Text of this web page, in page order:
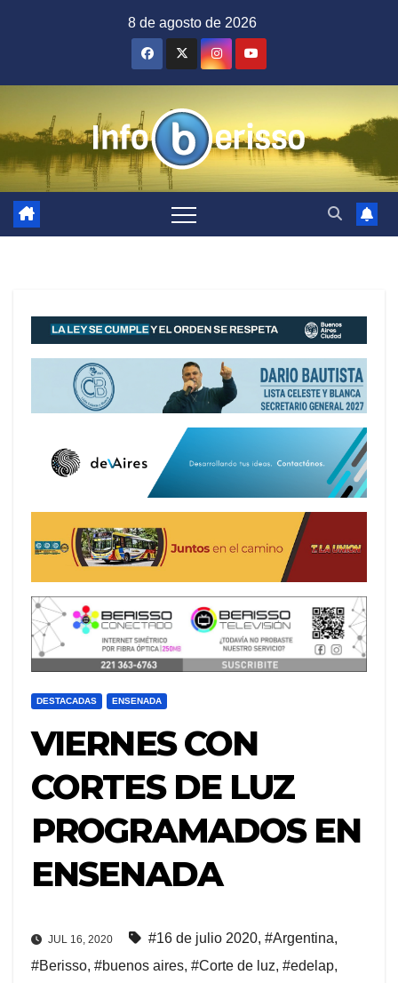
8 de agosto de 2026
DESTACADAS ENSENADA
VIERNES CON
CORTES DE LUZ
PROGRAMADOS EN
ENSENADA
JUL 16, 2020 #16 de julio 2020, #Argentina,
#Berisso, #buenos aires, #Corte de luz, #edelap,